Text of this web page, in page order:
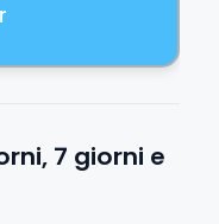
7 giorni e